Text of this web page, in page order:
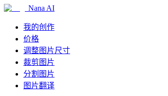
Nana AI
我的创作
价格
调整图片尺寸
裁剪图片
分割图片
图片翻译